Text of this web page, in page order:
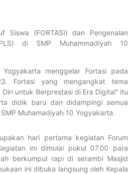
Siswa (FORTASI) dan Pengenalan
di SMP Muhammadiyah 10
menggelar Fortasi pada
Fortasi yang mengangkat tema
untuk Berprestasi di Era Digital” itu
didik baru dan didampingi semua
Muhamadiyah 10 Yogyakarta.
hari pertama kegiatan Forum
ini dimulai pukul 07.00 para
berkumpul rapi di serambi Masjid
ini dibuka langsung oleh Kepala